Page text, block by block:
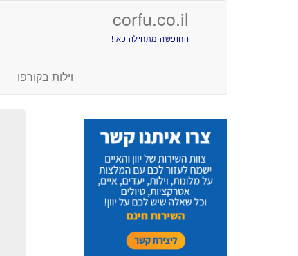
corfu.co.il
החופשה מתחילה כאן!
וילות בקורפו